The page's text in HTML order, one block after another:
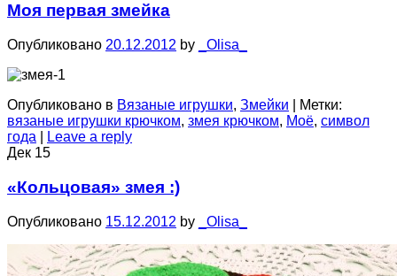
Моя первая змейка
Опубликовано 20.12.2012 by _Olisa_
Опубликовано в Вязаные игрушки, Змейки
Метки:
вязаные игрушки крючком, змея крючком, Моё, символ
года
Leave a reply
Дек 15
«Кольцовая» змея :)
Опубликовано 15.12.2012 by _Olisa_